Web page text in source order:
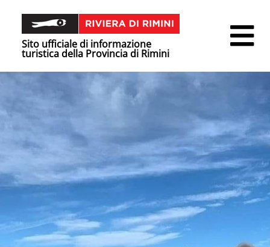
Sito ufficiale di informazione
turistica della Provincia di Rimini